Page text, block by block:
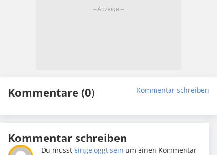
Kommentare (0) Kommentar schreiben
Kommentar schreiben
Du mussteingeloggt sein um einen Kommentar